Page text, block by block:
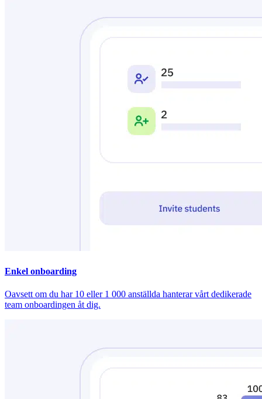
Enkel onboarding
Oavsett om du har 10 eller 1 000 anställda hanterar vårt dedikerade
team onboardingen åt dig.